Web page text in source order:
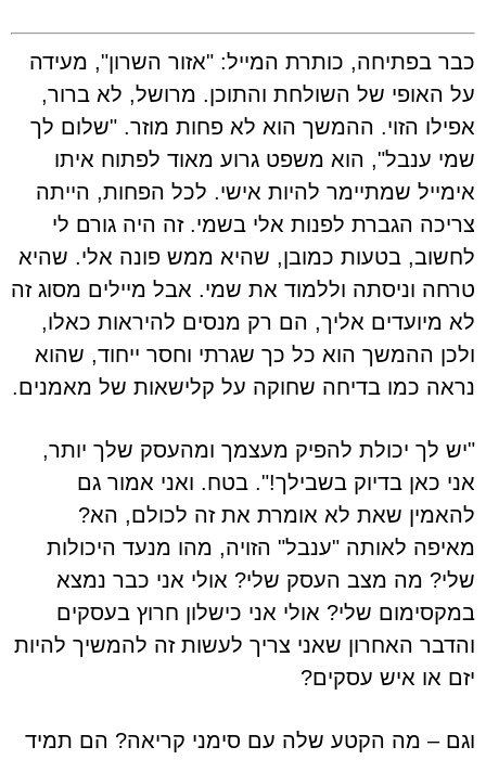
כבר בפתיחה, כותרת המייל: "אזור השרון", מעידה
על האופי של השולחת והתוכן. מרושל, לא ברור,
אפילו הזוי. ההמשך הוא לא פחות מוזר. "שלום לך
שמי ענבל", הוא משפט גרוע מאוד לפתוח איתו
אימייל שמתיימר להיות אישי. לכל הפחות, הייתה
צריכה הגברת לפנות אלי בשמי. זה היה גורם לי
לחשוב, בטעות כמובן, שהיא ממש פונה אלי. שהיא
טרחה וניסתה וללמוד את שמי. אבל מיילים מסוג זה
לא מיועדים אליך, הם רק מנסים להיראות כאלו,
ולכן ההמשך הוא כל כך שגרתי וחסר ייחוד, שהוא
נראה כמו בדיחה שחוקה על קלישאות של מאמנים.
"יש לך יכולת להפיק מעצמך ומהעסק שלך יותר,
אני כאן בדיוק בשבילך!". בטח. ואני אמור גם
להאמין שאת לא אומרת את זה לכולם, הא?
מאיפה לאותה "ענבל" הזויה, מהו מנעד היכולות
שלי? מה מצב העסק שלי? אולי אני כבר נמצא
במקסימום שלי? אולי אני כישלון חרוץ בעסקים
והדבר האחרון שאני צריך לעשות זה להמשיך להיות
יזם או איש עסקים?
וגם – מה הקטע שלה עם סימני קריאה? הם תמיד